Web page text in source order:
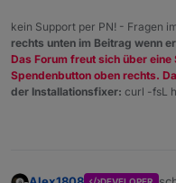
kein Support per PN! - Fragen
rechts unten im Beitrag wenn
Das Forum freut sich über
Spendenbutton oben rechts.
der Installationsfixer: curl -fsL